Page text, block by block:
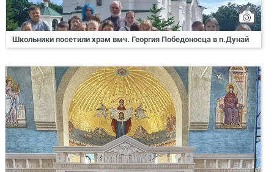
Школьники посетили храм вмч. Георгия Победоносца в п.Дунай